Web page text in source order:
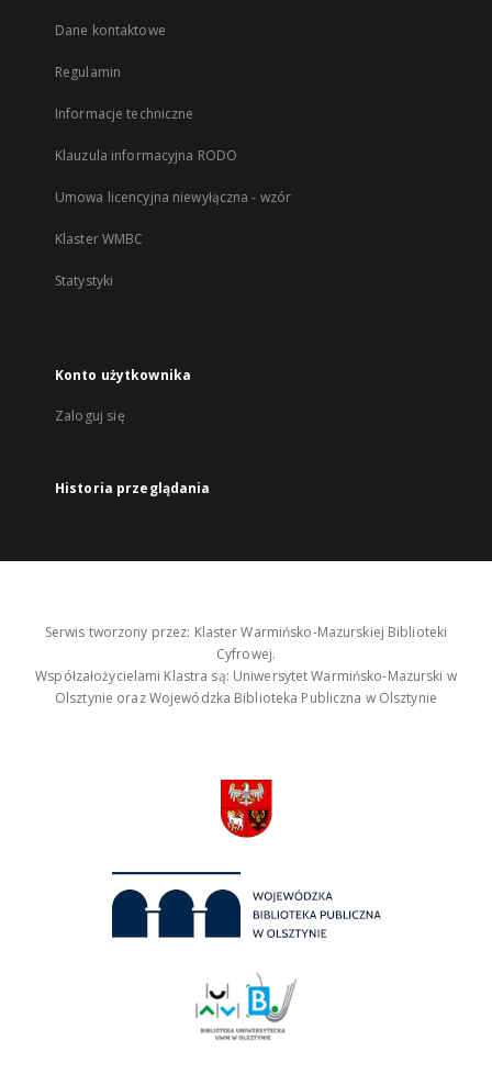
Dane kontaktowe
Regulamin
Informacje techniczne
Klauzula informacyjna RODO
Umowa licencyjna niewyłączna - wzór
Klaster WMBC
Statystyki
Konto użytkownika
Zaloguj się
Historia przeglądania
Serwis tworzony przez: Klaster Warmińsko-Mazurskiej Biblioteki
Cyfrowej.
Współzałożycielami Klastra są: Uniwersytet Warmińsko-Mazurski w
Olsztynie oraz Wojewódzka Biblioteka Publiczna w Olsztynie